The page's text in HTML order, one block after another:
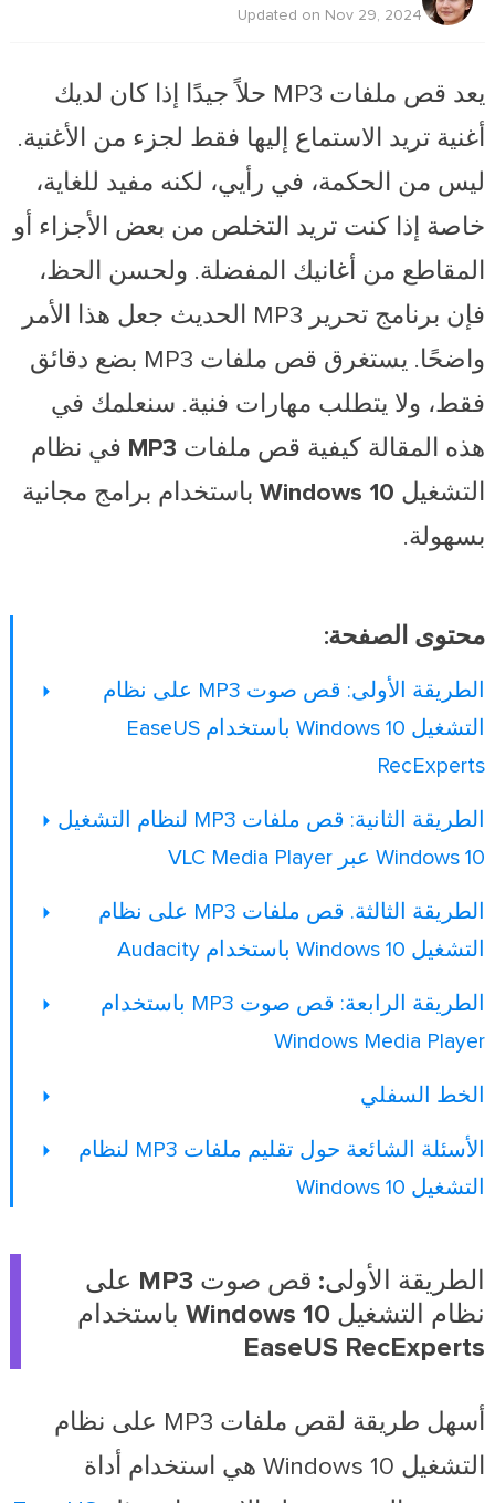
Updated on Nov 29, 2024
يعد قص ملفات MP3 حلاً جيدًا إذا كان لديك
أغنية تريد الاستماع إليها فقط لجزء من الأغنية.
ليس من الحكمة، في رأيي، لكنه مفيد للغاية،
خاصة إذا كنت تريد التخلص من بعض الأجزاء أو
المقاطع من أغانيك المفضلة. ولحسن الحظ،
فإن برنامج تحرير MP3 الحديث جعل هذا الأمر
واضحًا. يستغرق قص ملفات MP3 بضع دقائق
فقط، ولا يتطلب مهارات فنية. سنعلمك في
هذه المقالة
كيفية قص ملفات MP3 في نظام
التشغيل Windows 10
باستخدام برامج مجانية
بسهولة.
محتوى الصفحة:
الطريقة الأولى: قص صوت MP3 على نظام
التشغيل Windows 10 باستخدام EaseUS
RecExperts
الطريقة الثانية: قص ملفات MP3 لنظام التشغيل
Windows 10 عبر VLC Media Player
الطريقة الثالثة. قص ملفات MP3 على نظام
التشغيل Windows 10 باستخدام Audacity
الطريقة الرابعة: قص صوت MP3 باستخدام
Windows Media Player
الخط السفلي
الأسئلة الشائعة حول تقليم ملفات MP3 لنظام
التشغيل Windows 10
الطريقة الأولى: قص صوت MP3 على
نظام التشغيل Windows 10 باستخدام
EaseUS RecExperts
أسهل طريقة لقص ملفات MP3 على نظام
التشغيل Windows 10 هي استخدام أداة